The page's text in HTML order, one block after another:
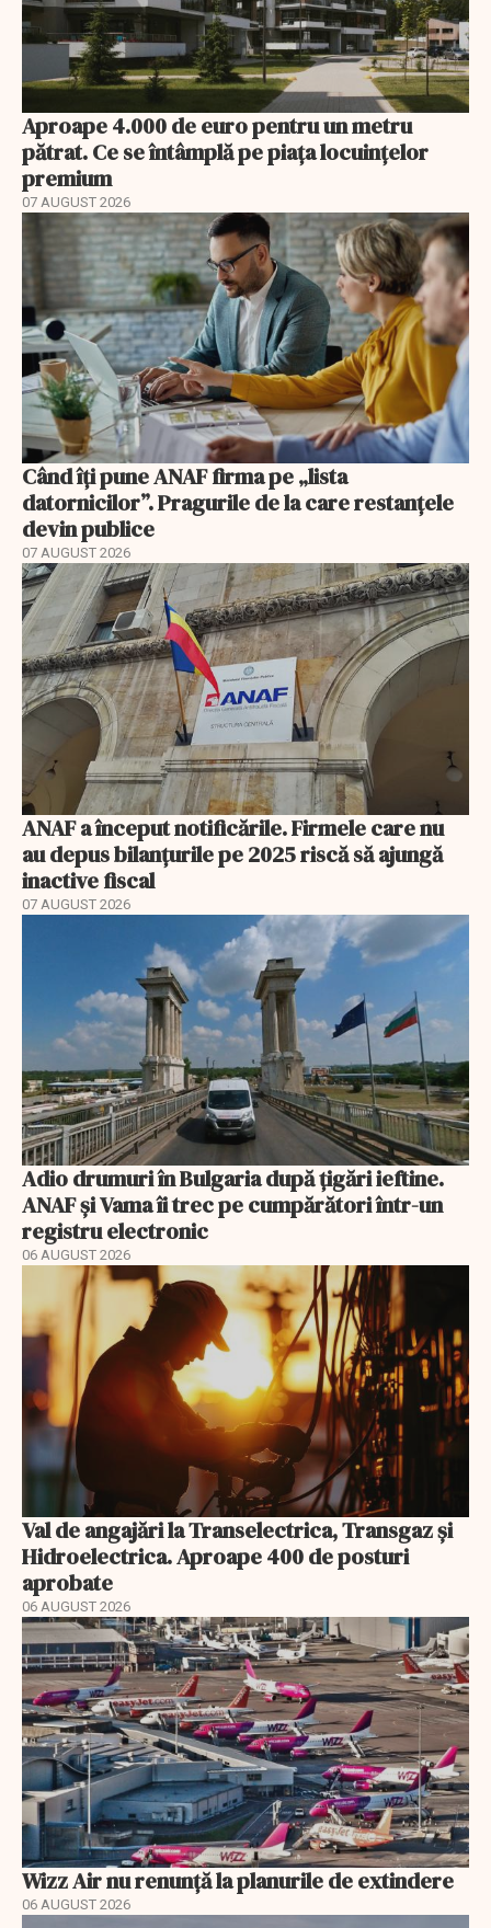
Aproape 4.000 de euro pentru un metru
pătrat. Ce se întâmplă pe piața locuințelor
premium
07 AUGUST 2026
Când îți pune ANAF firma pe „lista
datornicilor”. Pragurile de la care restanțele
devin publice
07 AUGUST 2026
ANAF a început notificările. Firmele care nu
au depus bilanțurile pe 2025 riscă să ajungă
inactive fiscal
07 AUGUST 2026
Adio drumuri în Bulgaria după țigări ieftine.
ANAF și Vama îi trec pe cumpărători într-un
registru electronic
06 AUGUST 2026
Val de angajări la Transelectrica, Transgaz și
Hidroelectrica. Aproape 400 de posturi
aprobate
06 AUGUST 2026
Wizz Air nu renunță la planurile de extindere
06 AUGUST 2026